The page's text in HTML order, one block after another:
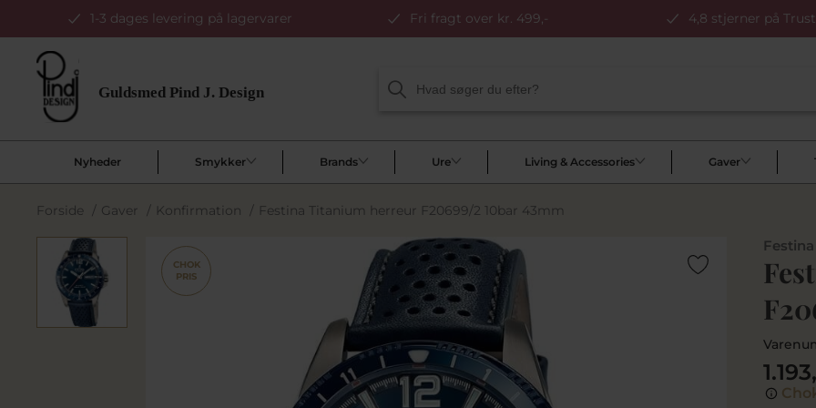
1-3 dages levering på lagervarer Fri fragt over kr. 499,- 4,8 stjerner på
Nyheder Smykker Brands Ure Living & Accessories Gaver
Forside / Gaver / Konfirmation / Festina Titanium herreur F20699/2 10bar 43mm
CHOK
PRIS